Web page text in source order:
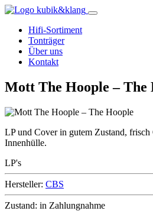
Hifi-Sortiment
Tonträger
Über uns
Kontakt
Mott The Hoople – The
LP und Cover in gutem Zustand, frisch
Innenhülle.
LP's
Hersteller: CBS
Zustand: in Zahlungnahme